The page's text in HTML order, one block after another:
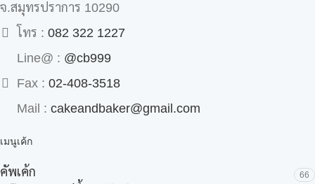
จ.สมุทรปราการ 10290
โทร : 082 322 1227
Line@ : @cb999
Fax : 02-408-3518
Mail : cakeandbaker@gmail.com
เมนูเค้ก
คัพเค้ก 66